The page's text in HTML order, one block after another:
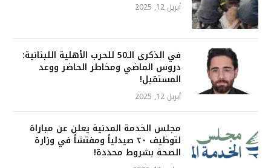
أبريل 12, 2025
في الذكرى الـ50 للحرب الأهلية اللبنانية:
دروس الماضي ومخاطر الحاضر ووعد
المستقبل!
أبريل 12, 2025
مجلس الخدمة المدنية يعلن عن مباراة
لتوظيف ٢٠ صيدلياً ومفتشاً في وزارة
الصحة بشروط محددة!